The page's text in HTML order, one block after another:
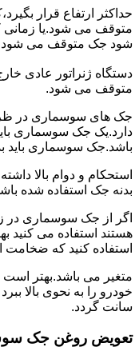
حداکثر ارتفاع قرار
متوقف می شود.یا
شود جک متوقف می
دستگاه ژنراتور عادی
متوقف می شود.
جک های سوسماری در
باشد.جک سوسماری باید
استحکام و دوام بالا
بدنه جک استفاده شده
اگر از جک سوسماری در
هستند استفاده می کنید
استفاده کنید که
متغیر می باشد.بهتر
سانت گردد.
تعویض روغن جک